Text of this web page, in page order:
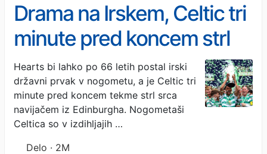
Drama na Irskem, Celtic tri
minute pred koncem strl
srca navijačem Heartsa
Hearts bi lahko po 66 letih postal irski
državni prvak v nogometu, a je Celtic tri
minute pred koncem tekme strl srca
navijačem iz Edinburgha. Nogometaši
Celtica so v izdihljajih …
Delo · 2M